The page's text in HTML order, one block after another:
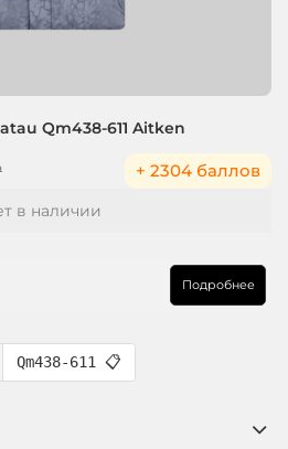
Qm438-611 Aitken
+ 2304 баллов
Qm438-611 📋
в наличии
Подробнее